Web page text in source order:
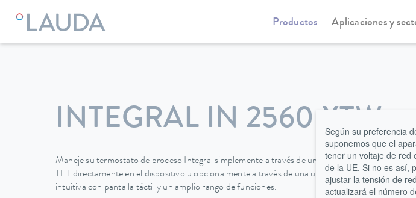
Productos Aplicaciones y
LAUDA Equipos de termorregulación Termostatos de circulación y proceso
INTEGRAL IN 2560 XTW
Maneje su termostato de proceso Integral simplemente a través de una moderna pantalla
TFT directamente en el dispositivo u opcionalmente a través de una unidad de operación
intuitiva con pantalla táctil y un amplio rango de funciones.
Según su preferencia
suponemos que el
tener un voltaje de red
de la UE. Si no es así,
ajustar la tensión de
actualizará el número